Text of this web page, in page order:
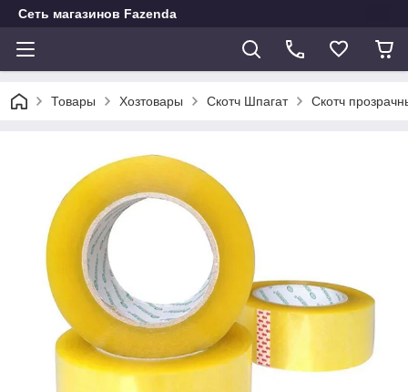
Сеть магазинов Fazenda
Товары Хозтовары Скотч Шпагат Скотч